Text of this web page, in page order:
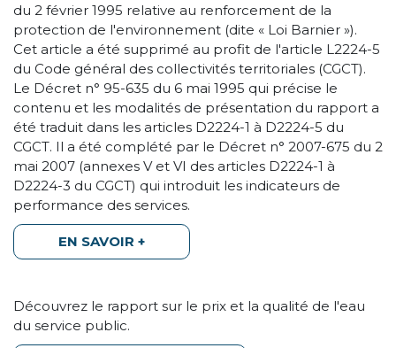
du 2 février 1995 relative au renforcement de la
protection de l'environnement (dite « Loi Barnier »).
Cet article a été supprimé au profit de l'article L2224-5
du Code général des collectivités territoriales (CGCT).
Le Décret n° 95-635 du 6 mai 1995 qui précise le
contenu et les modalités de présentation du rapport a
été traduit dans les articles D2224-1 à D2224-5 du
CGCT. Il a été complété par le Décret n° 2007-675 du 2
mai 2007 (annexes V et VI des articles D2224-1 à
D2224-3 du CGCT) qui introduit les indicateurs de
performance des services.
EN SAVOIR +
Découvrez le rapport sur le prix et la qualité de l'eau
du service public.